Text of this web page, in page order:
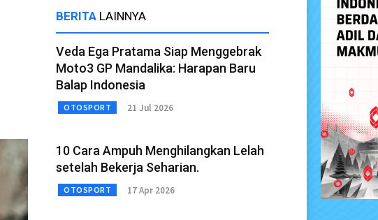
BERITA LAINNYA
Veda Ega Pratama Siap Menggebrak
Moto3 GP Mandalika: Harapan Baru
Balap Indonesia
OTOSPORT 21 Jul 2026
10 Cara Ampuh Menghilangkan Lelah
setelah Bekerja Seharian.
OTOSPORT 17 Apr 2026